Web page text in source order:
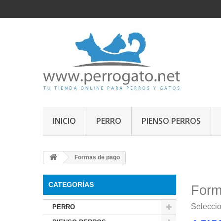
INICIO PERRO PIENSO PERROS
Formas de pago
CATEGORÍAS
PERRO